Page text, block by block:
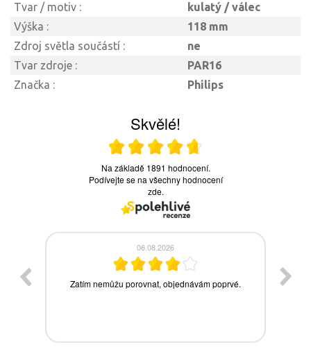
Tvar / motiv :
kulatý / válec
Výška :
118 mm
Zdroj světla součástí :
ne
Tvar zdroje :
PAR16
Značka :
Philips